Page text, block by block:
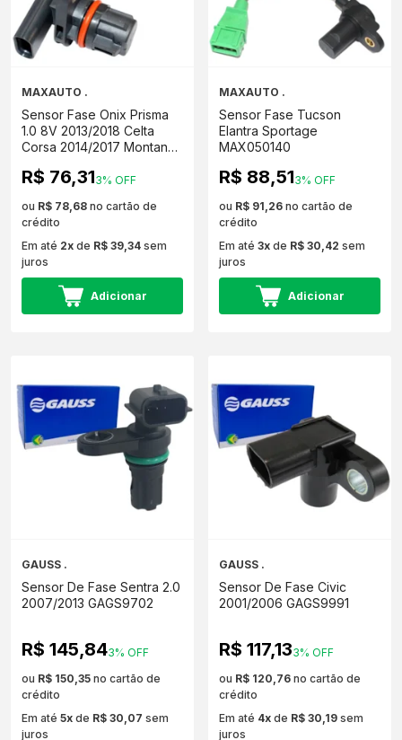
MAXAUTO .
Sensor Fase Onix Prisma
1.0 8V 2013/2018 Celta
Corsa 2014/2017 Montana
R$ 76,313% OFF
ou R$ 78,68 no cartão de
crédito
Em até 2x de R$ 39,34 sem
juros
Adicionar
MAXAUTO .
Sensor Fase Tucson
Elantra Sportage
MAX050140
R$ 88,513% OFF
ou R$ 91,26 no cartão de
crédito
Em até 3x de R$ 30,42 sem
juros
Adicionar
GAUSS .
Sensor De Fase Sentra 2.0
2007/2013 GAGS9702
R$ 145,843% OFF
ou R$ 150,35 no cartão de
crédito
Em até 5x de R$ 30,07 sem
juros
GAUSS .
Sensor De Fase Civic
2001/2006 GAGS9991
R$ 117,133% OFF
ou R$ 120,76 no cartão de
crédito
Em até 4x de R$ 30,19 sem
juros